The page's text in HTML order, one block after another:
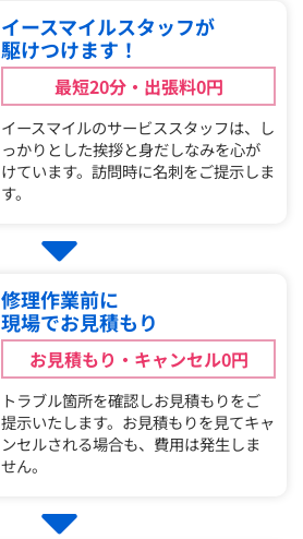
イースマイルスタッフが
駆けつけます！
最短20分・出張料0円
イースマイルのサービススタッフは、し
っかりとした挨拶と身だしなみを心が
けています。訪問時に名刺をご提示しま
す。
修理作業前に
現場でお見積もり
お見積もり・キャンセル0円
トラブル箇所を確認しお見積もりをご
提示いたします。お見積もりを見てキャ
ンセルされる場合も、費用は発生しま
せん。